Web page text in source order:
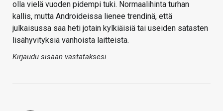
olla vielä vuoden pidempi tuki. Normaalihinta turhan
kallis, mutta Androideissa lienee trendinä, että
julkaisussa saa heti jotain kylkiäisiä tai useiden satasten
lisähyvityksiä vanhoista laitteista.
Kirjaudu sisään vastataksesi